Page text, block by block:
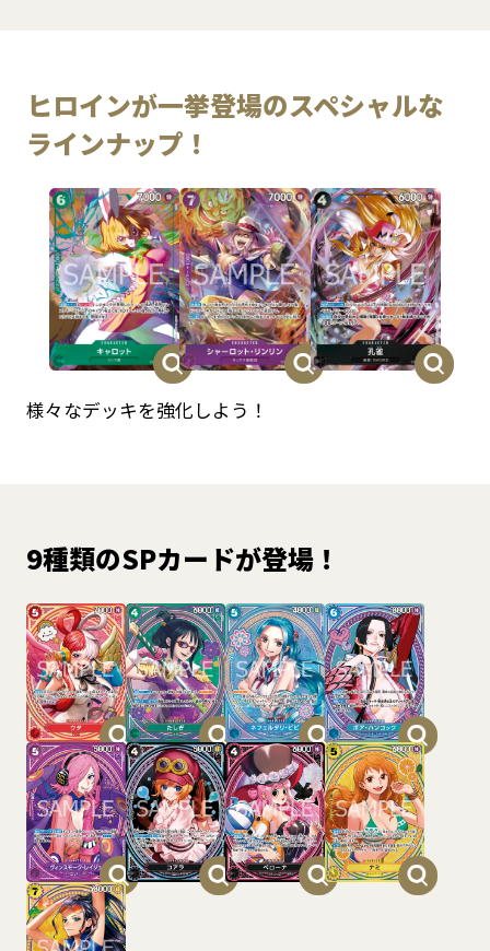
ヒロインが一挙登場のスペシャルな
ラインナップ！​
様々なデッキを強化しよう！​
9種類のSPカードが登場！​